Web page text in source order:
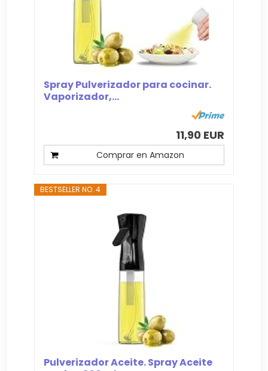
Spray Pulverizador para cocinar.
Vaporizador,...
11,90 EUR
Comprar en Amazon
BESTSELLER NO. 4
Pulverizador Aceite. Spray Aceite